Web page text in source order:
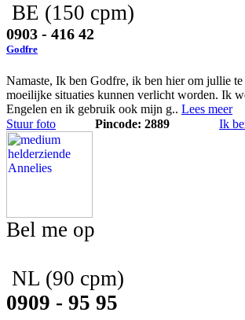
BE (150 cpm)
0903 - 416 42
Godfre
Namaste, Ik ben Godfre, ik ben hier om jullie te
moeilijke situaties kunnen verlicht worden. Ik
Engelen en ik gebruik ook mijn g.. Lees meer
Stuur foto
Pincode: 2889 Ik
Bel me op
NL (90 cpm)
0909 - 95 95